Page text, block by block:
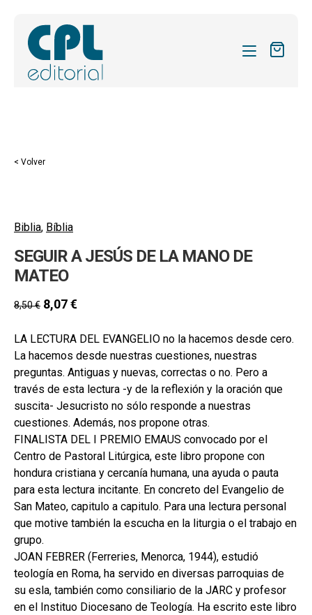
REVISTAS
BLOG
CONTACTO
BUSCAR
CAT
ESP
< Volver
Biblia, Bíblia
SEGUIR A JESÚS DE LA MANO DE
MATEO
8,50€ 8,07€
LA LECTURA DEL EVANGELIO no la hacemos desde cero.
La hacemos desde nuestras cuestiones, nuestras
preguntas. Antiguas y nuevas, correctas o no. Pero a
través de esta lectura -y de la reflexión y la oración que
suscita- Jesucristo no sólo responde a nuestras
cuestiones. Además, nos propone otras.
FINALISTA DEL I PREMIO EMAUS convocado por el
Centro de Pastoral Litúrgica, este libro propone con
hondura cristiana y cercanía humana, una ayuda o pauta
para esta lectura incitante. En concreto del Evangelio de
San Mateo, capitulo a capitulo. Para una lectura personal
que motive también la escucha en la liturgia o el trabajo en
grupo.
JOAN FEBRER (Ferreries, Menorca, 1944), estudió
teología en Roma, ha servido en diversas parroquias de
su esla, también como consiliario de la JARC y profesor
en el Instituo Diocesano de Teología. Ha escrito este libro